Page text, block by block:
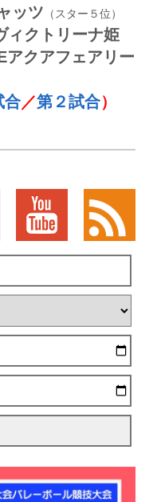
ッツ （スター５位）
ィクトリーナ姫
アクアフェアリー
合／第２試合）